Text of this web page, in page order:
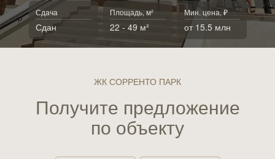
от 15.5 млн
Мин. цена, ₽
22 - 49 м²
Площадь, м²
Сдан
Сдача
ЖК СОРРЕНТО ПАРК
Получите предложение
по объекту